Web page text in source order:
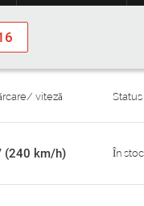
viteză Status
(240 km/h) În stoc